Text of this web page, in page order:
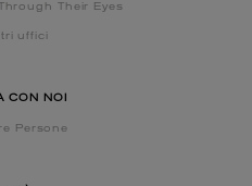
Their Eyes
uffici
CON NOI
Persone